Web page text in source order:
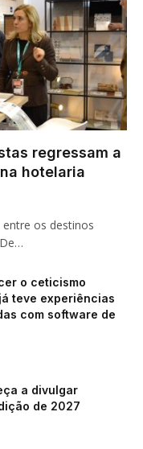
regressam a
hotelaria
os destinos
o ceticismo
teve experiências
com software de
a divulgar
de 2027